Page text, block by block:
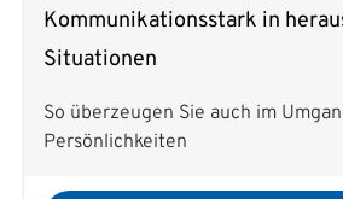
Kommunikationsstark in
Situationen
So überzeugen Sie auch im
Persönlichkeiten